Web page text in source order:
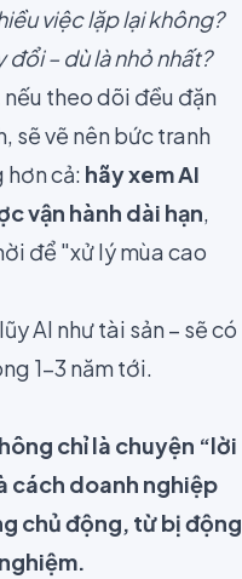
việc lặp lại không?
đổi – dù là nhỏ nhất?
theo dõi đều đặn
sẽ vẽ nên bức tranh
hơn cả: hãy xem AI
vận hành dài hạn,
để "xử lý mùa cao
AI như tài sản – sẽ có
1–3 năm tới.
chỉ là chuyện “lời
cách doanh nghiệp
chủ động, từ bị động